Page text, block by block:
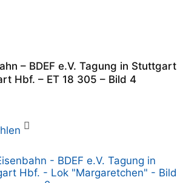
– BDEF e.V. Tagung in Stuttgart
Hbf. – ET 18 305 – Bild 4